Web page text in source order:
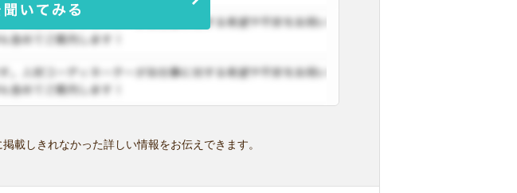
載しきれなかった詳しい情報をお伝えできます。